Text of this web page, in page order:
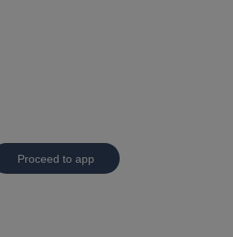
Proceed to app